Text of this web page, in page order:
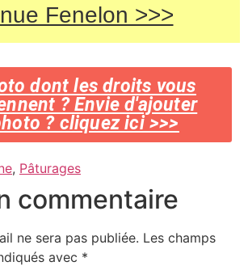
Fenelon >>>
dont les droits vous
? Envie d'ajouter
? cliquez ici >>>
, Pâturages
commentaire
ne sera pas publiée. Les champs
avec *